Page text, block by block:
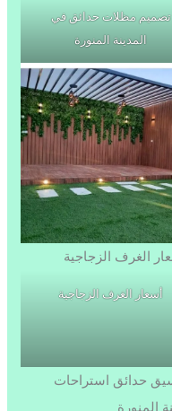
تصميم مظلات حدائق في
المدينة المنورة
أسعار الغرف الزجاجية